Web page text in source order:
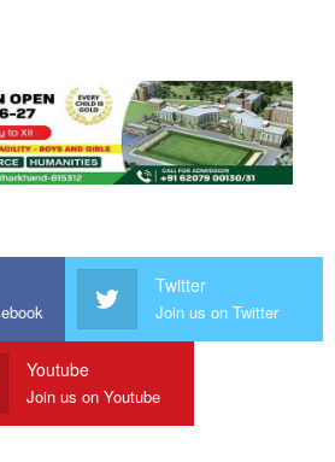
Twitter
Join us on Twitter
Youtube
Join us on Youtube